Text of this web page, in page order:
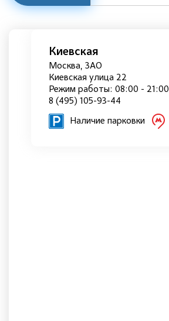
Киевская
Москва, ЗАО
Киевская улица 22
Режим работы: 08:00 - 21:00
8 (495) 105-93-44
Наличие парковки